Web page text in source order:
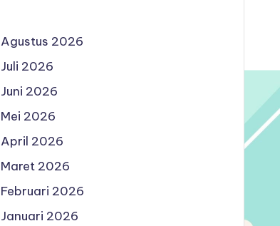
Agustus 2026
Juli 2026
Juni 2026
Mei 2026
April 2026
Maret 2026
Februari 2026
Januari 2026